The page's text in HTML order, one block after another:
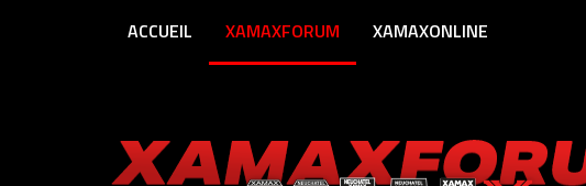
ACCUEIL XAMAXFORUM XAMAXONLINE